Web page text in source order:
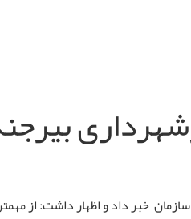
خبر داد و اظهار داشت:از